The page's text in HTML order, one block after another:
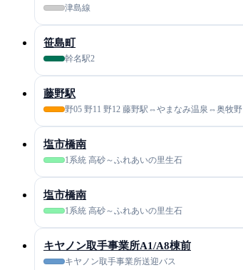
津島線
笹島町
幹名駅2
藤野駅
野05 野11 野12 藤野駅⇔やまなみ温泉⇔奥牧野
塩市橋南
1系統 高砂～ふれあいの里生石
塩市橋南
1系統 高砂～ふれあいの里生石
キヤノン取手事業所A1/A8棟前
キヤノン取手事業所送迎バス